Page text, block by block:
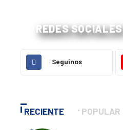
REDES SOCIALES
Seguinos
RECIENTE POPULAR